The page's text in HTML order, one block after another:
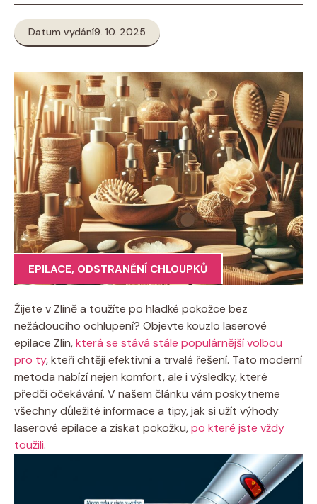
Datum vydání9. 10. 2025
EPILACE, ODSTRANĚNÍ CHLOUPKŮ
Žijete v Zlíně a toužíte po hladké pokožce bez
nežádoucího ochlupení? Objevte kouzlo laserové
epilace Zlín,která se stává stále populárnější volbou
pro ty, kteří chtějí efektivní a trvalé řešení. Tato moderní
metoda nabízí nejen komfort, ale i výsledky, které
předčí očekávání. V našem článku vám poskytneme
všechny důležité informace a tipy, jak si užít výhody
laserové epilace a získat pokožku,po které jste vždy
toužili.